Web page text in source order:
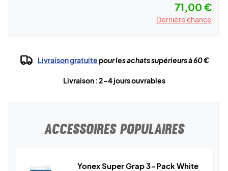
71,00 €
Dernière chance
Livraison gratuitepour les achats supérieurs à 60 €
Livraison : 2-4 jours ouvrables
ACCESSOIRES POPULAIRES
Yonex Super Grap 3-Pack White